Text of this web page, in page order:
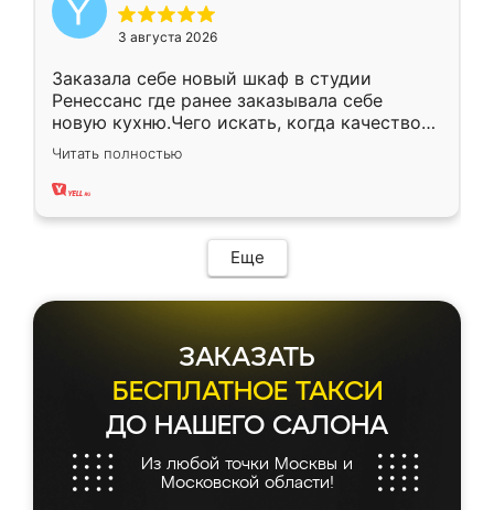
3 августа 2026
Заказала себе новый шкаф в студии
Ренессанс где ранее заказывала себе
новую кухню.Чего искать, когда качеством
вполне довольна. Служит кухня уже почти
два года, нареканий нет.
Читать полностью
Еще
ЗАКАЗАТЬ
БЕСПЛАТНОЕ ТАКСИ
ДО НАШЕГО САЛОНА
Из любой точки Москвы и
Московской области!